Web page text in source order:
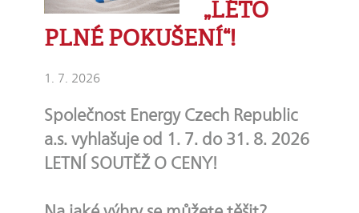
„LÉTO
PLNÉ POKUŠENÍ“!
1. 7. 2026
Společnost Energy Czech Republic
a.s. vyhlašuje od 1. 7. do 31. 8. 2026
LETNÍ SOUTĚŽ O CENY!